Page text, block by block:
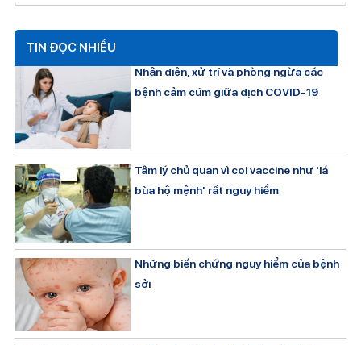
TIN ĐỌC NHIỀU
Nhận diện, xử trí và phòng ngừa các
bệnh cảm cúm giữa dịch COVID-19
Tâm lý chủ quan vì coi vaccine như 'lá
bùa hộ mệnh' rất nguy hiểm
Những biến chứng nguy hiểm của bệnh
sởi